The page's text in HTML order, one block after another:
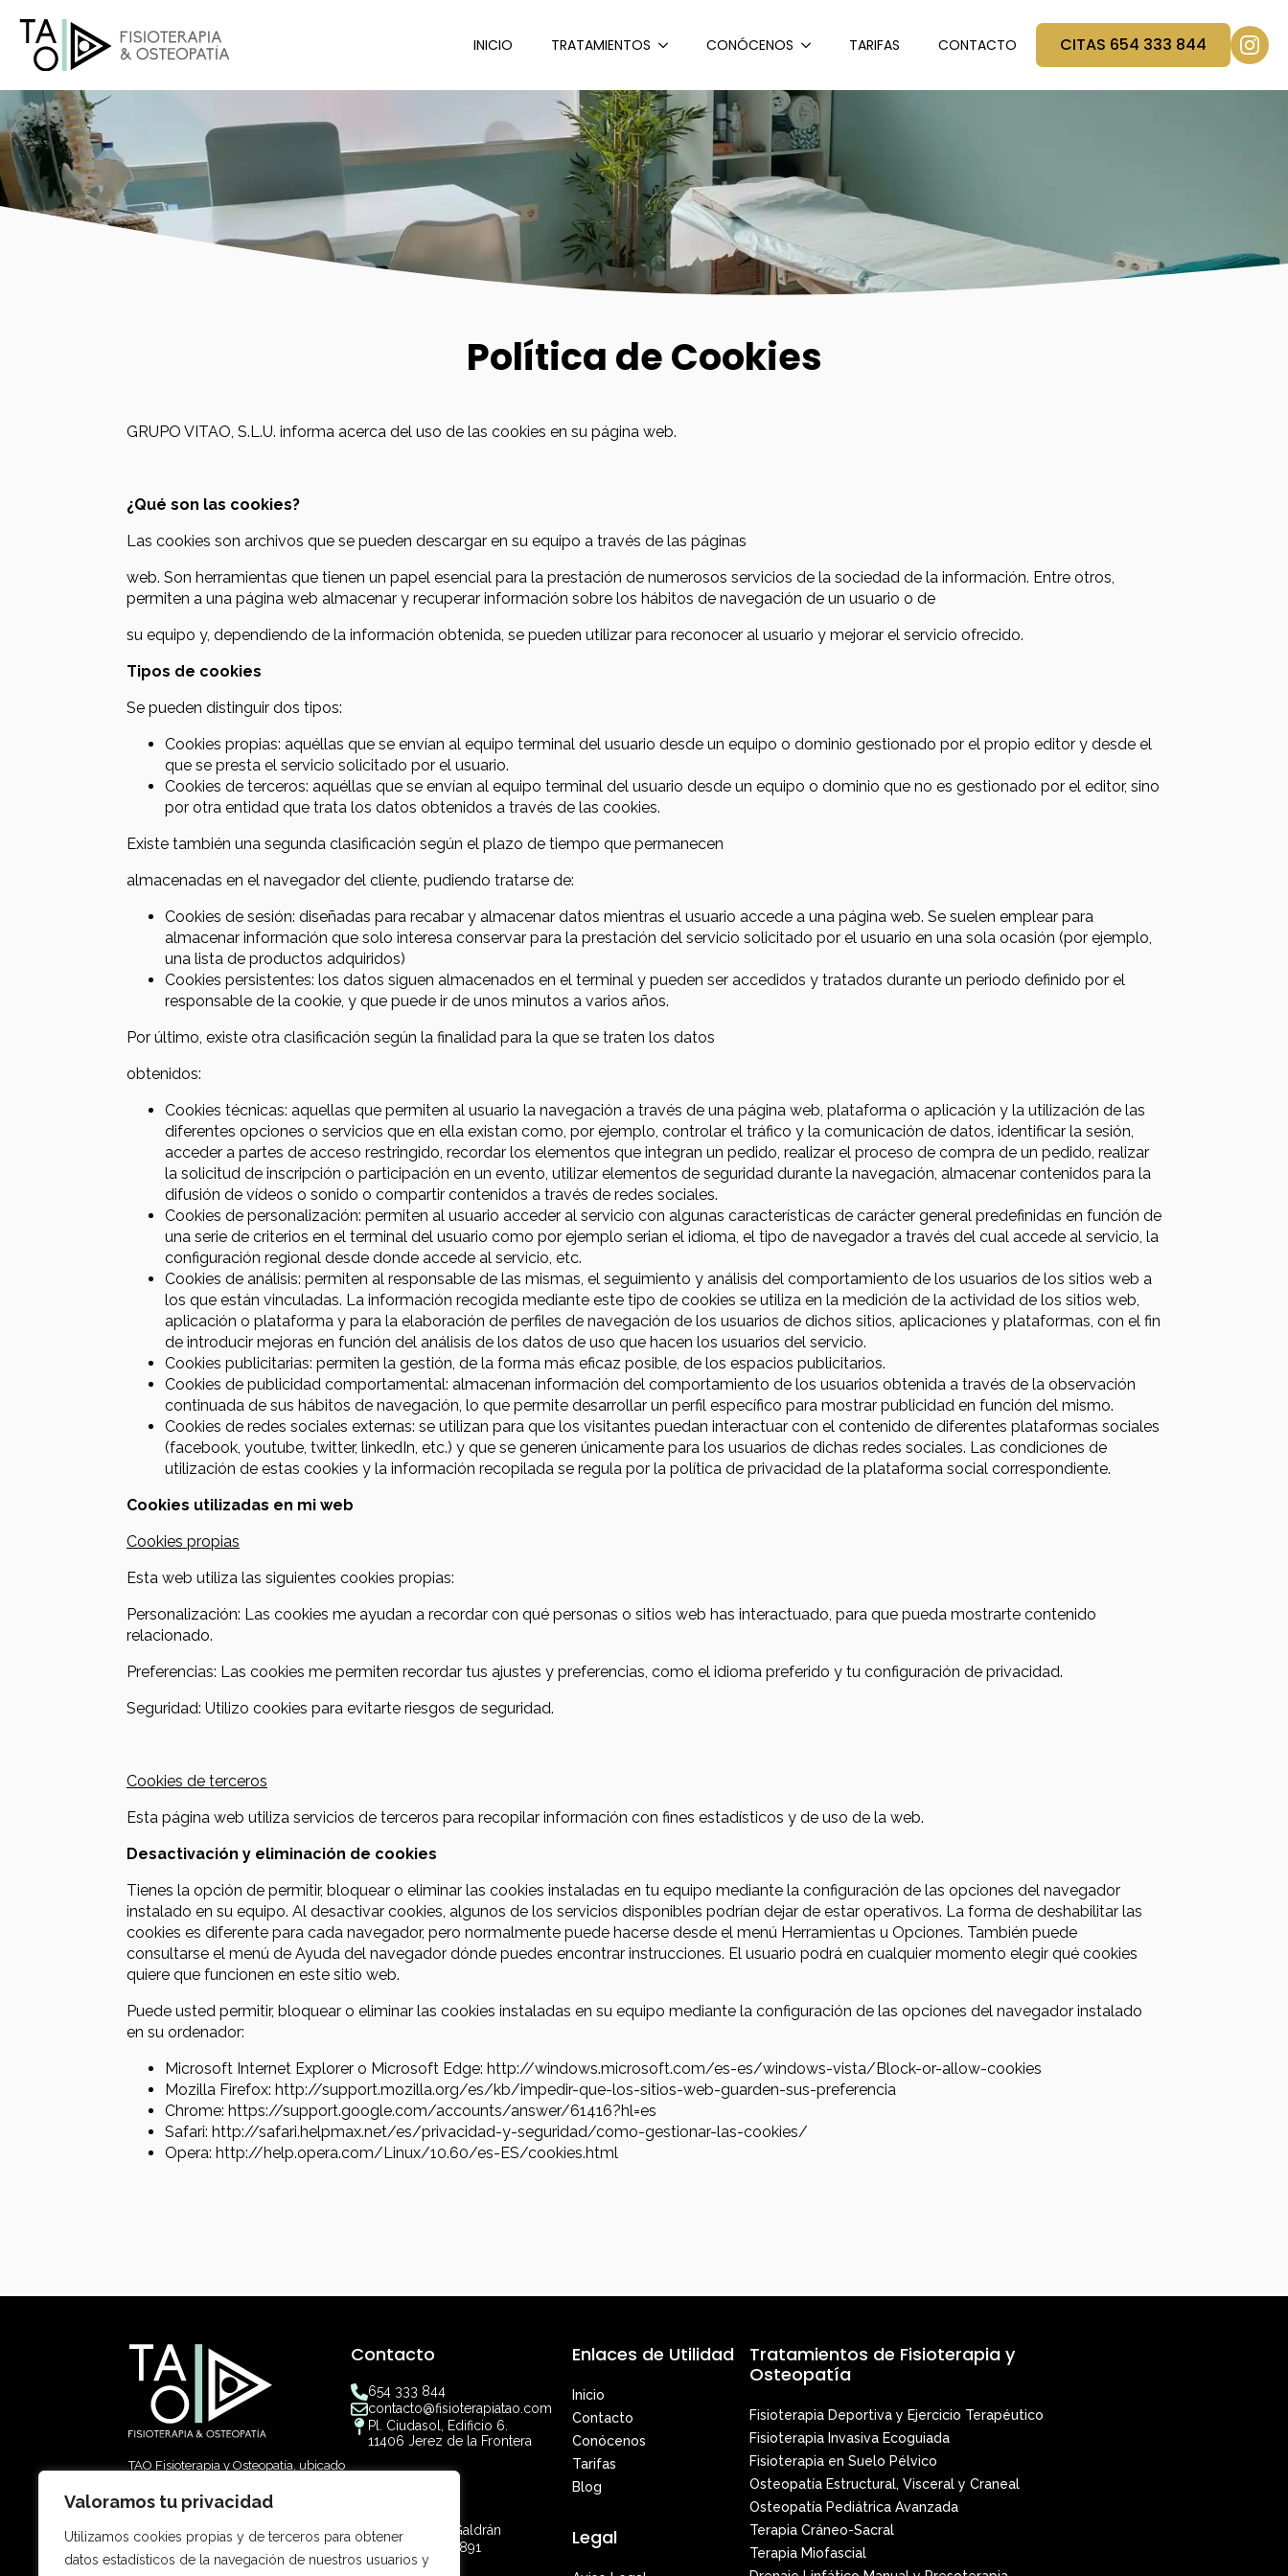
Valoramos tu privacidad
Utilizamos cookies propias y de terceros para obtener
datos estadísticos de la navegación de nuestros usuarios y
INICIO TRATAMIENTOS CONÓCENOS TARIFAS CONTACTO CITAS 654 333 844
Política de Cookies
GRUPO VITAO, S.L.U. informa acerca del uso de las cookies en su página web.
¿Qué son las cookies?
Las cookies son archivos que se pueden descargar en su equipo a través de las páginas
web. Son herramientas que tienen un papel esencial para la prestación de numerosos servicios de la sociedad de la información. Entre otros,
permiten a una página web almacenar y recuperar información sobre los hábitos de navegación de un usuario o de
su equipo y, dependiendo de la información obtenida, se pueden utilizar para reconocer al usuario y mejorar el servicio ofrecido.
Tipos de cookies
Se pueden distinguir dos tipos:
Cookies propias: aquéllas que se envían al equipo terminal del usuario desde un equipo o dominio gestionado por el propio editor y desde el
que se presta el servicio solicitado por el usuario.
Cookies de terceros: aquéllas que se envían al equipo terminal del usuario desde un equipo o dominio que no es gestionado por el editor, sino
por otra entidad que trata los datos obtenidos a través de las cookies.
Existe también una segunda clasificación según el plazo de tiempo que permanecen
almacenadas en el navegador del cliente, pudiendo tratarse de:
Cookies de sesión: diseñadas para recabar y almacenar datos mientras el usuario accede a una página web. Se suelen emplear para
almacenar información que solo interesa conservar para la prestación del servicio solicitado por el usuario en una sola ocasión (por ejemplo,
una lista de productos adquiridos)
Cookies persistentes: los datos siguen almacenados en el terminal y pueden ser accedidos y tratados durante un periodo definido por el
responsable de la cookie, y que puede ir de unos minutos a varios años.
Por último, existe otra clasificación según la finalidad para la que se traten los datos
obtenidos:
Cookies técnicas: aquellas que permiten al usuario la navegación a través de una página web, plataforma o aplicación y la utilización de las
diferentes opciones o servicios que en ella existan como, por ejemplo, controlar el tráfico y la comunicación de datos, identificar la sesión,
acceder a partes de acceso restringido, recordar los elementos que integran un pedido, realizar el proceso de compra de un pedido, realizar
la solicitud de inscripción o participación en un evento, utilizar elementos de seguridad durante la navegación, almacenar contenidos para la
difusión de vídeos o sonido o compartir contenidos a través de redes sociales.
Cookies de personalización: permiten al usuario acceder al servicio con algunas características de carácter general predefinidas en función de
una serie de criterios en el terminal del usuario como por ejemplo serian el idioma, el tipo de navegador a través del cual accede al servicio, la
configuración regional desde donde accede al servicio, etc.
Cookies de análisis: permiten al responsable de las mismas, el seguimiento y análisis del comportamiento de los usuarios de los sitios web a
los que están vinculadas. La información recogida mediante este tipo de cookies se utiliza en la medición de la actividad de los sitios web,
aplicación o plataforma y para la elaboración de perfiles de navegación de los usuarios de dichos sitios, aplicaciones y plataformas, con el fin
de introducir mejoras en función del análisis de los datos de uso que hacen los usuarios del servicio.
Cookies publicitarias: permiten la gestión, de la forma más eficaz posible, de los espacios publicitarios.
Cookies de publicidad comportamental: almacenan información del comportamiento de los usuarios obtenida a través de la observación
continuada de sus hábitos de navegación, lo que permite desarrollar un perfil específico para mostrar publicidad en función del mismo.
Cookies de redes sociales externas: se utilizan para que los visitantes puedan interactuar con el contenido de diferentes plataformas sociales
(facebook, youtube, twitter, linkedIn, etc.) y que se generen únicamente para los usuarios de dichas redes sociales. Las condiciones de
utilización de estas cookies y la información recopilada se regula por la política de privacidad de la plataforma social correspondiente.
Cookies utilizadas en mi web
Cookies propias
Esta web utiliza las siguientes cookies propias:
Personalización: Las cookies me ayudan a recordar con qué personas o sitios web has interactuado, para que pueda mostrarte contenido
relacionado.
Preferencias: Las cookies me permiten recordar tus ajustes y preferencias, como el idioma preferido y tu configuración de privacidad.
Seguridad: Utilizo cookies para evitarte riesgos de seguridad.
Cookies de terceros
Esta página web utiliza servicios de terceros para recopilar información con fines estadísticos y de uso de la web.
Desactivación y eliminación de cookies
Tienes la opción de permitir, bloquear o eliminar las cookies instaladas en tu equipo mediante la configuración de las opciones del navegador
instalado en su equipo. Al desactivar cookies, algunos de los servicios disponibles podrían dejar de estar operativos. La forma de deshabilitar las
cookies es diferente para cada navegador, pero normalmente puede hacerse desde el menú Herramientas u Opciones. También puede
consultarse el menú de Ayuda del navegador dónde puedes encontrar instrucciones. El usuario podrá en cualquier momento elegir qué cookies
quiere que funcionen en este sitio web.
Puede usted permitir, bloquear o eliminar las cookies instaladas en su equipo mediante la configuración de las opciones del navegador instalado
en su ordenador:
Microsoft Internet Explorer o Microsoft Edge: http://windows.microsoft.com/es-es/windows-vista/Block-or-allow-cookies
Mozilla Firefox: http://support.mozilla.org/es/kb/impedir-que-los-sitios-web-guarden-sus-preferencia
Chrome: https://support.google.com/accounts/answer/61416?hl=es
Safari: http://safari.helpmax.net/es/privacidad-y-seguridad/como-gestionar-las-cookies/
Opera: http://help.opera.com/Linux/10.60/es-ES/cookies.html
TAO Fisioterapia y Osteopatía, ubicado
especializado en Fisioterapia y
técnicas manuales personalizadas
para la prevención y tratamiento de
lesiones y mejorar la salud integral. El
Contacto
654 333 844
contacto@fisioterapiatao.com
Pl. Ciudasol, Edificio 6.
11406 Jerez de la Frontera
Paula Román Galdrán
Colegiada N° 5891
Enlaces de Utilidad
Inicio
Contacto
Conócenos
Tarifas
Blog
Legal
Tratamientos de Fisioterapia y
Osteopatía
Fisioterapia Deportiva y Ejercicio Terapéutico
Fisioterapia Invasiva Ecoguiada
Fisioterapia en Suelo Pélvico
Osteopatía Estructural, Visceral y Craneal
Osteopatía Pediátrica Avanzada
Terapia Cráneo-Sacral
Terapia Miofascial